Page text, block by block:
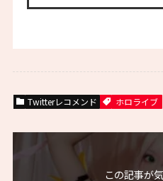
Twitterレコメンド ホロライブ
この記事が